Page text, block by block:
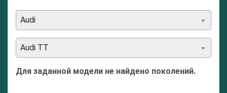
Audi
Audi TT
Для заданной модели не найдено поколений.